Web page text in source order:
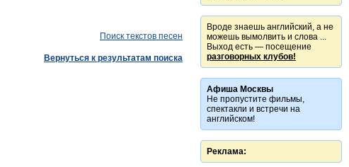
Поиск текстов песен
Вернуться к результатам поиска
Вроде знаешь английский, а не
можешь вымолвить и слова ...
Выход есть — посещение
разговорных клубов!
Афиша Москвы
Не пропустите фильмы,
спектакли и встречи на
английском!
Реклама: